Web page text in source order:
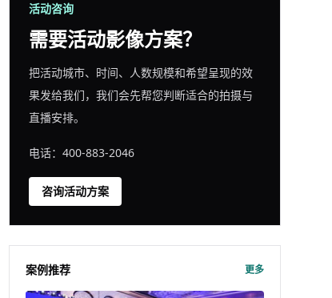
活动咨询
需要活动影像方案？
把活动城市、时间、人数规模和希望呈现的效
果发给我们，我们会先帮您判断适合的拍摄与
直播安排。
电话：400-883-2046
咨询活动方案
案例推荐 更多